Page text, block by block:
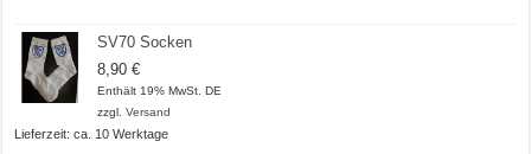
SV70 Socken
8,90€
Enthält 19% MwSt. DE
zzgl.Versand
Lieferzeit: ca. 10 Werktage